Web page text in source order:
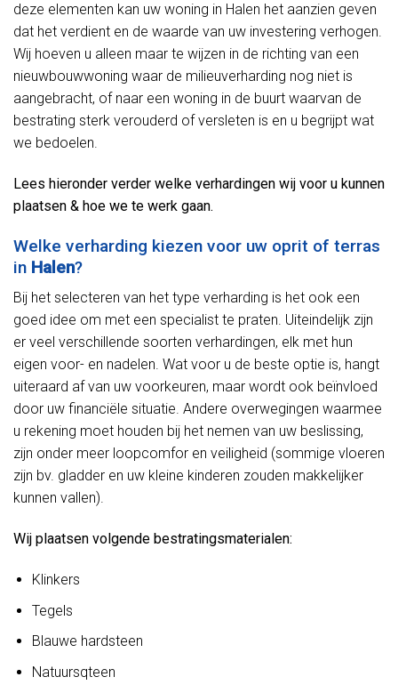
deze elementen kan uw woning in Halen het aanzien geven
dat het verdient en de waarde van uw investering verhogen.
Wij hoeven u alleen maar te wijzen in de richting van een
nieuwbouwwoning waar de milieuverharding nog niet is
aangebracht, of naar een woning in de buurt waarvan de
bestrating sterk verouderd of versleten is en u begrijpt wat
we bedoelen.
Lees hieronder verder welke verhardingen wij voor u kunnen
plaatsen & hoe we te werk gaan.
Welke verharding kiezen voor uw oprit of terras
in Halen?
Bij het selecteren van het type verharding is het ook een
goed idee om met een specialist te praten. Uiteindelijk zijn
er veel verschillende soorten verhardingen, elk met hun
eigen voor- en nadelen. Wat voor u de beste optie is, hangt
uiteraard af van uw voorkeuren, maar wordt ook beïnvloed
door uw financiële situatie. Andere overwegingen waarmee
u rekening moet houden bij het nemen van uw beslissing,
zijn onder meer loopcomfor en veiligheid (sommige vloeren
zijn bv. gladder en uw kleine kinderen zouden makkelijker
kunnen vallen).
Wij plaatsen volgende bestratingsmaterialen:
Klinkers
Tegels
Blauwe hardsteen
Natuursqteen